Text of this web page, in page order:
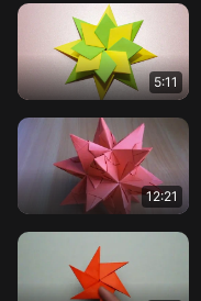
5:11
12:21